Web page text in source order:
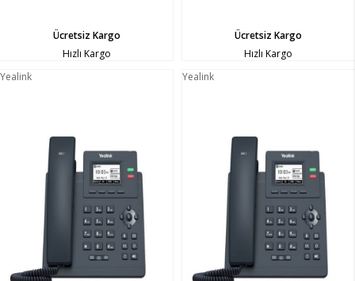
Ücretsiz Kargo
Hızlı Kargo
Ücretsiz Kargo
Hızlı Kargo
Yealink
Yealink